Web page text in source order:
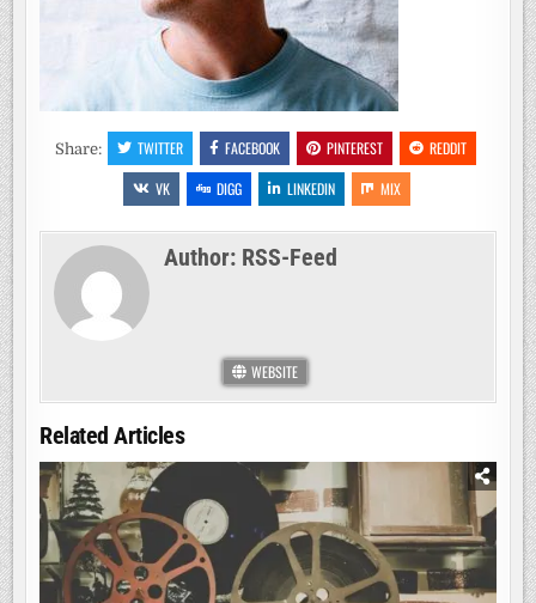
Share: TWITTER FACEBOOK PINTEREST
REDDIT
VK
DIGG LINKEDIN MIX
Author: RSS-Feed
WEBSITE
Related Articles